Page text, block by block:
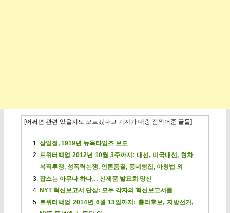
[어쩌면 관련 있을지도 모르겠다고 기계가 대충 점찍어준 글들]
삼일절, 1919년 뉴욕타임즈 보도
트위터백업 2012년 10월 3주까지: 대선, 미국대선, 현차
복직투쟁, 성폭력논쟁, 언론품질, 동네빵집, 아청법 외
잡스는 아무나 하나… 신제품 발표회 망신
NYT 혁신보고서 단상: 모두 각자의 혁신보고서를
트위터백업 2014년 6월 13일까지: 총리후보, 지방선거,